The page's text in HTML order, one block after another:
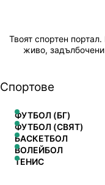
Твоят спортен
живо, задълбочени
Спортове
ФУТБОЛ (БГ)
ФУТБОЛ (СВЯТ)
БАСКЕТБОЛ
ВОЛЕЙБОЛ
ТЕНИС